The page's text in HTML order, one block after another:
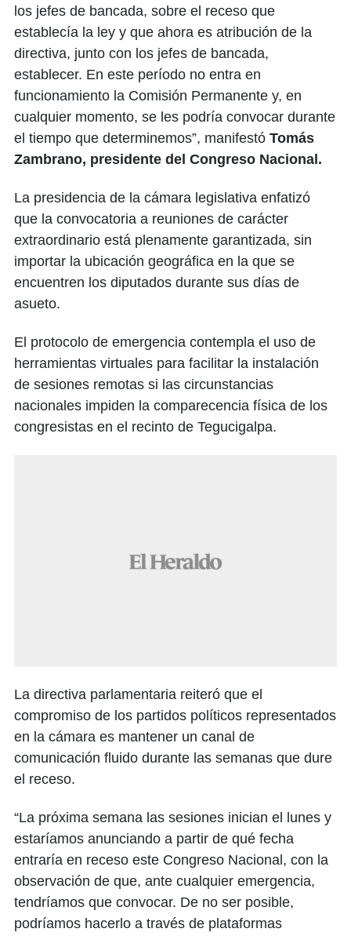
los jefes de bancada, sobre el receso que
establecía la ley y que ahora es atribución de la
directiva, junto con los jefes de bancada,
establecer. En este período no entra en
funcionamiento la Comisión Permanente y, en
cualquier momento, se les podría convocar durante
el tiempo que determinemos”, manifestó Tomás
Zambrano, presidente del Congreso Nacional.
La presidencia de la cámara legislativa enfatizó
que la convocatoria a reuniones de carácter
extraordinario está plenamente garantizada, sin
importar la ubicación geográfica en la que se
encuentren los diputados durante sus días de
asueto.
El protocolo de emergencia contempla el uso de
herramientas virtuales para facilitar la instalación
de sesiones remotas si las circunstancias
nacionales impiden la comparecencia física de los
congresistas en el recinto de Tegucigalpa.
La directiva parlamentaria reiteró que el
compromiso de los partidos políticos representados
en la cámara es mantener un canal de
comunicación fluido durante las semanas que dure
el receso.
“La próxima semana las sesiones inician el lunes y
estaríamos anunciando a partir de qué fecha
entraría en receso este Congreso Nacional, con la
observación de que, ante cualquier emergencia,
tendríamos que convocar. De no ser posible,
podríamos hacerlo a través de plataformas